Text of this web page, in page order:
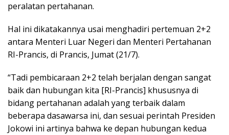
peralatan pertahanan.
Hal ini dikatakannya usai menghadiri pertemuan 2+2
antara Menteri Luar Negeri dan Menteri Pertahanan
RI-Prancis, di Prancis, Jumat (21/7).
“Tadi pembicaraan 2+2 telah berjalan dengan sangat
baik dan hubungan kita [RI-Prancis] khususnya di
bidang pertahanan adalah yang terbaik dalam
beberapa dasawarsa ini, dan sesuai perintah Presiden
Jokowi ini artinya bahwa ke depan hubungan kedua